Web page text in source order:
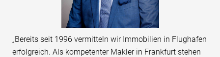
„Bereits seit 1996 vermitteln wir Immobilien in Flughafen
erfolgreich. Als kompetenter Makler in Frankfurt stehen